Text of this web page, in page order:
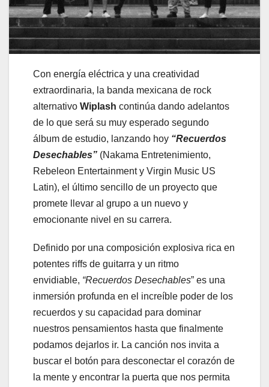
Con energía eléctrica y una creatividad
extraordinaria, la banda mexicana de rock
alternativo Wiplash continúa dando adelantos
de lo que será su muy esperado segundo
álbum de estudio, lanzando hoy “Recuerdos
Desechables” (Nakama Entretenimiento,
Rebeleon Entertainment y Virgin Music US
Latin), el último sencillo de un proyecto que
promete llevar al grupo a un nuevo y
emocionante nivel en su carrera.
Definido por una composición explosiva rica en
potentes riffs de guitarra y un ritmo
envidiable, “Recuerdos Desechables” es una
inmersión profunda en el increíble poder de los
recuerdos y su capacidad para dominar
nuestros pensamientos hasta que finalmente
podamos dejarlos ir. La canción nos invita a
buscar el botón para desconectar el corazón de
la mente y encontrar la puerta que nos permita